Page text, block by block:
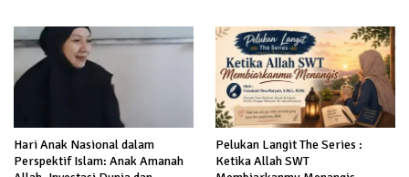
Hari Anak Nasional dalam
Perspektif Islam: Anak Amanah
Pelukan Langit The Series :
Ketika Allah SWT